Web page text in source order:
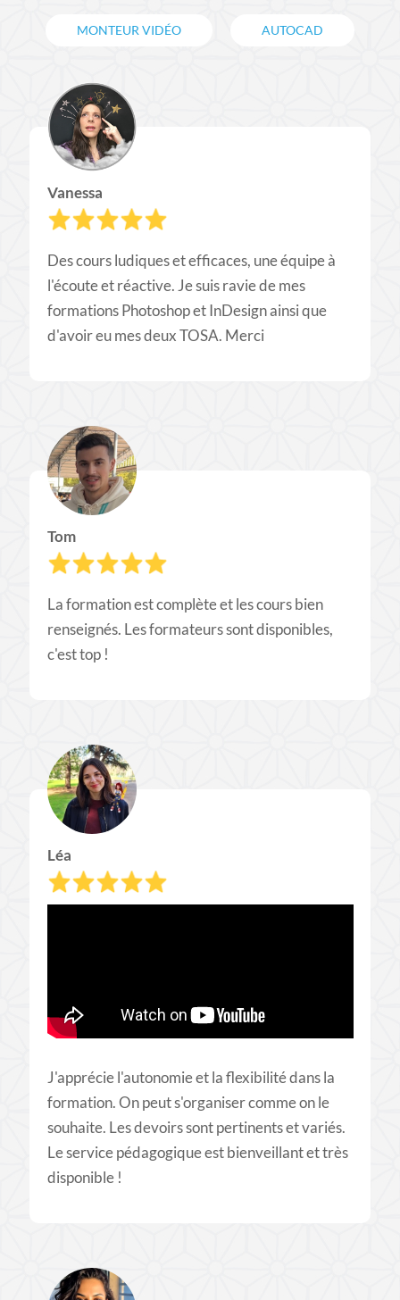
MONTEUR VIDÉO AUTOCAD
Vanessa
Des cours ludiques et efficaces, une équipe à
l'écoute et réactive. Je suis ravie de mes
formations Photoshop et InDesign ainsi que
d'avoir eu mes deux TOSA. Merci
Tom
La formation est complète et les cours bien
renseignés. Les formateurs sont disponibles,
c'est top !
Léa
J'apprécie l'autonomie et la flexibilité dans la
formation. On peut s'organiser comme on le
souhaite. Les devoirs sont pertinents et variés.
Le service pédagogique est bienveillant et très
disponible !